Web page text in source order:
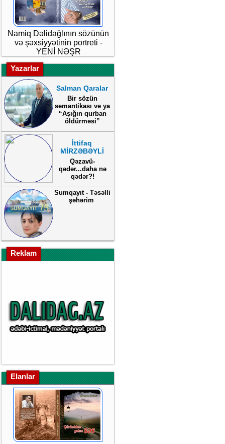
Namiq Dəlidağlının sözünün
və şəxsiyyətinin portreti -
YENİ NƏŞR
Yazarlar
Salman Qaralar
Bir sözün
semantikası və ya
“Aşığın qurban
öldürməsi”
İttifaq
MİRZƏBƏYLİ
Qəzavü-
qədər...daha nə
qədər?!
Sumqayıt - Təsəlli
şəhərim
Reklam
Elanlar